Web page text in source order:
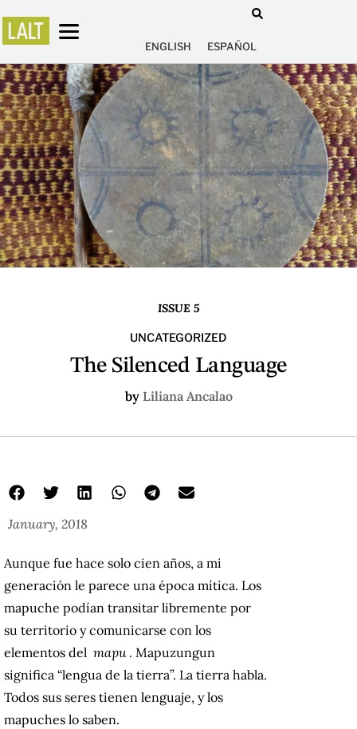
ENGLISH ESPAÑOL
ISSUE 5
UNCATEGORIZED
The Silenced Language
by Liliana Ancalao
January, 2018
Aunque fue hace solo cien años, a mi
generación le parece una época mítica. Los
mapuche podían transitar libremente por
su territorio y comunicarse con los
elementos del mapu. Mapuzungun
significa “lengua de la tierra”. La tierra habla.
Todos sus seres tienen lenguaje, y los
mapuches lo saben.